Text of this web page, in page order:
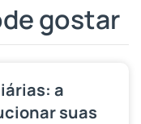
gostar
a
suas